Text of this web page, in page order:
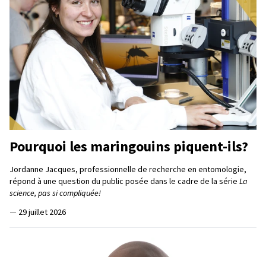
Pourquoi les maringouins piquent-ils?
Jordanne Jacques, professionnelle de recherche en entomologie,
répond à une question du public posée dans le cadre de la série La
science, pas si compliquée!
— 29 juillet 2026